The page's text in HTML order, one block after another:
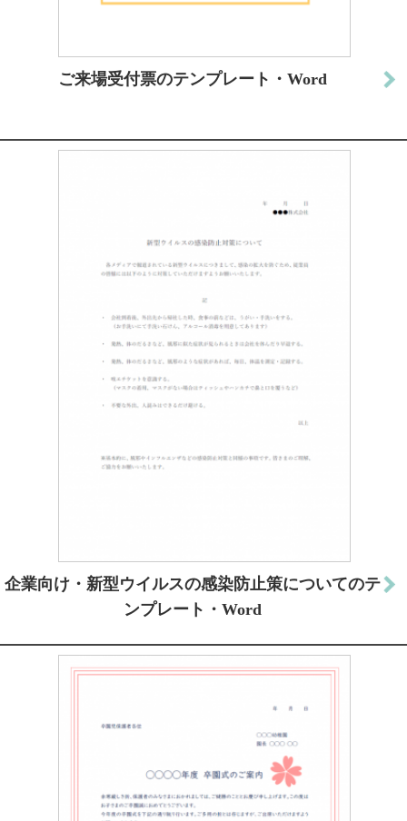
ご来場受付票のテンプレート・Word
企業向け・新型ウイルスの感染防止策についてのテ
ンプレート・Word